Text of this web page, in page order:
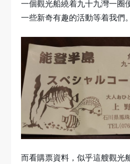
一個觀光船繞着九十九灣一圈
一些新奇有趣的活動等着我們。
而看購票資料，似乎這艘觀光